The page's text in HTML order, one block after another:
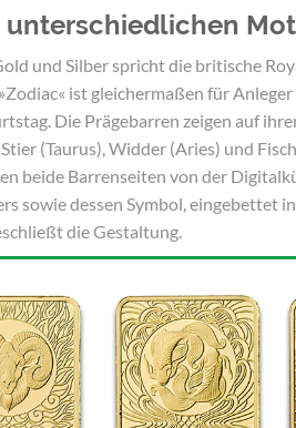
und Silber spricht die britische
ist gleichermaßen für
Die Prägebarren zeigen auf
(Taurus), Widder (Aries) und
beide Barrenseiten von der
sowie dessen Symbol, eingebettet
die Gestaltung.